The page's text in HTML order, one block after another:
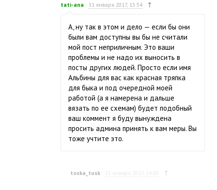
tati-ana 31 января 2017, 13:54 ↑
А, ну так в этом и дело — если бы они
были вам доступны вы бы не считали
мой пост неприличным. Это ваши
проблемы и не надо их выносить в
посты других людей. Просто если имя
Альбины для вас как красная тряпка
для быка и под очередной моей
работой (а я намерена и дальше
вязать по ее схемам) будет подобный
ваш коммент я буду вынуждена
просить админа принять к вам меры. Вы
тоже учтите это.
toska_tusk 31 января 2017, 14:00 ↑